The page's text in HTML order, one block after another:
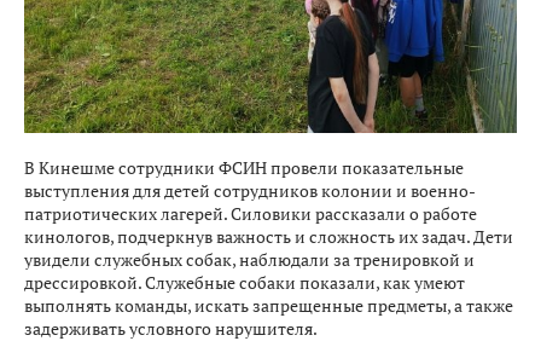
В Кинешме сотрудники ФСИН провели показательные
выступления для детей сотрудников колонии и военно-
патриотических лагерей. Силовики рассказали о работе
кинологов, подчеркнув важность и сложность их задач. Дети
увидели служебных собак, наблюдали за тренировкой и
дрессировкой. Служебные собаки показали, как умеют
выполнять команды, искать запрещенные предметы, а также
задерживать условного нарушителя.